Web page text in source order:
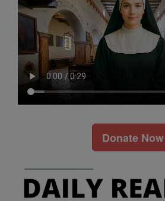
Donate Now